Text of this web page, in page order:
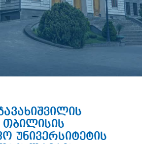
თბილისის
უნივერსიტეტის